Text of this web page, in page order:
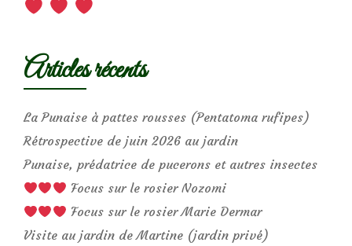
Articles récents
La Punaise à pattes rousses (Pentatoma rufipes)
Rétrospective de juin 2026 au jardin
Punaise, prédatrice de pucerons et autres insectes
Focus sur le rosier Nozomi
Focus sur le rosier Marie Dermar
Visite au jardin de Martine (jardin privé)